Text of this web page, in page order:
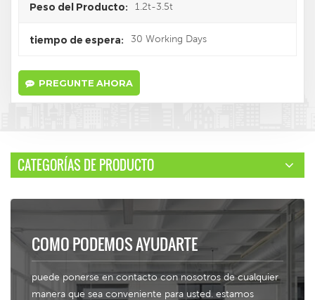
Peso del Producto: 1.2t-3.5t
tiempo de espera: 30 Working Days
PREGUNTE AHORA
CATEGORÍAS DE PRODUCTO
COMO PODEMOS AYUDARTE
puede ponerse en contacto con nosotros de cualquier
manera que sea conveniente para usted. estamos